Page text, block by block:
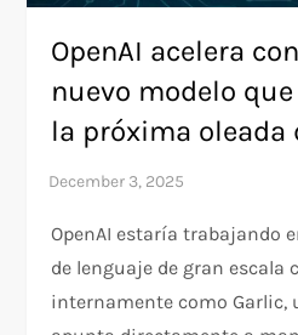
OpenAI acelera
nuevo modelo
la próxima oleada
OpenAI estaría trabajando
de lenguaje de gran escala
internamente como Garlic,